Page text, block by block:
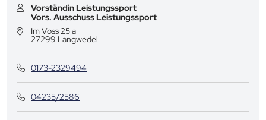
Vorständin Leistungssport
Vors. Ausschuss Leistungssport
Im Voss 25 a
27299 Langwedel
0173-2329494
04235/2586